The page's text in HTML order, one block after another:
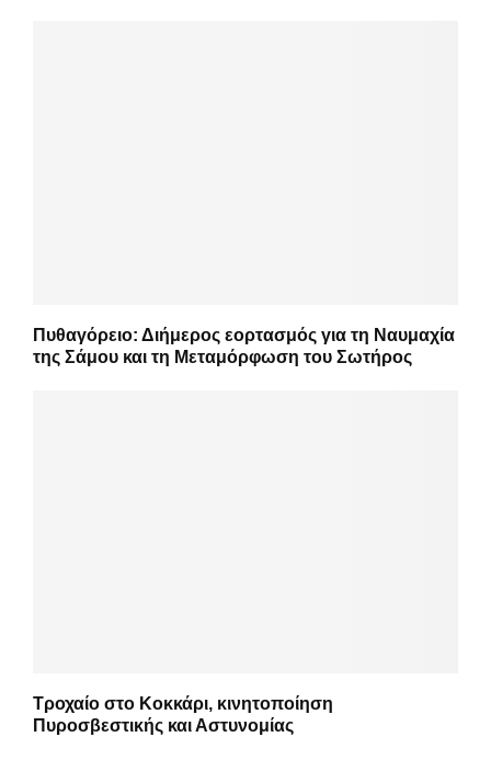
Πυθαγόρειο: Διήμερος εορτασμός για τη Ναυμαχία
της Σάμου και τη Μεταμόρφωση του Σωτήρος
Τροχαίο στο Κοκκάρι, κινητοποίηση
Πυροσβεστικής και Αστυνομίας